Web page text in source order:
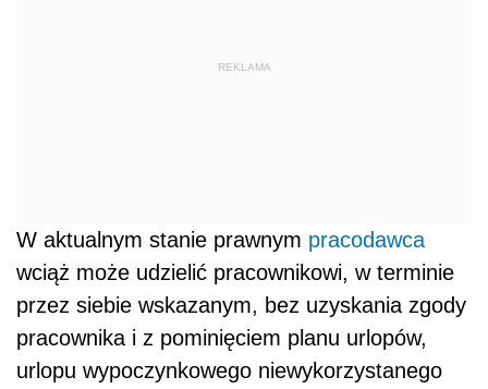
REKLAMA
W aktualnym stanie prawnym pracodawca
wciąż może udzielić pracownikowi, w terminie
przez siebie wskazanym, bez uzyskania zgody
pracownika i z pominięciem planu urlopów,
urlopu wypoczynkowego niewykorzystanego